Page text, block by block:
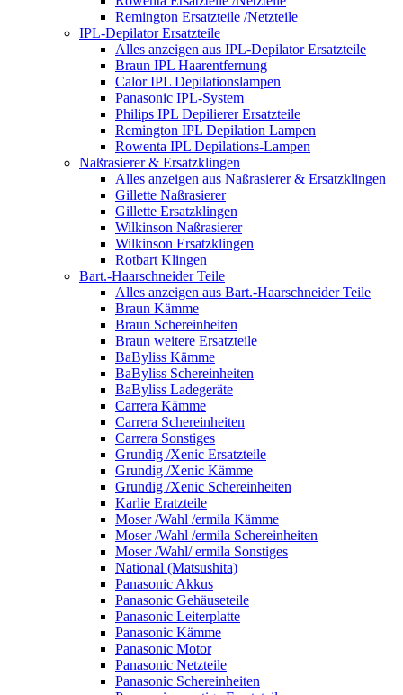
Remington Ersatzteile /Netzteile
IPL-Depilator Ersatzteile
Alles anzeigen aus IPL-Depilator Ersatzteile
Braun IPL Haarentfernung
Calor IPL Depilationslampen
Panasonic IPL-System
Philips IPL Depilierer Ersatzteile
Remington IPL Depilation Lampen
Rowenta IPL Depilations-Lampen
Naßrasierer & Ersatzklingen
Alles anzeigen aus Naßrasierer & Ersatzklingen
Gillette Naßrasierer
Gillette Ersatzklingen
Wilkinson Naßrasierer
Wilkinson Ersatzklingen
Rotbart Klingen
Bart.-Haarschneider Teile
Alles anzeigen aus Bart.-Haarschneider Teile
Braun Kämme
Braun Schereinheiten
Braun weitere Ersatzteile
BaByliss Kämme
BaByliss Schereinheiten
BaByliss Ladegeräte
Carrera Kämme
Carrera Schereinheiten
Carrera Sonstiges
Grundig /Xenic Ersatzteile
Grundig /Xenic Kämme
Grundig /Xenic Schereinheiten
Karlie Eratzteile
Moser /Wahl /ermila Kämme
Moser /Wahl /ermila Schereinheiten
Moser /Wahl/ ermila Sonstiges
National (Matsushita)
Panasonic Akkus
Panasonic Gehäuseteile
Panasonic Leiterplatte
Panasonic Kämme
Panasonic Motor
Panasonic Netzteile
Panasonic Schereinheiten